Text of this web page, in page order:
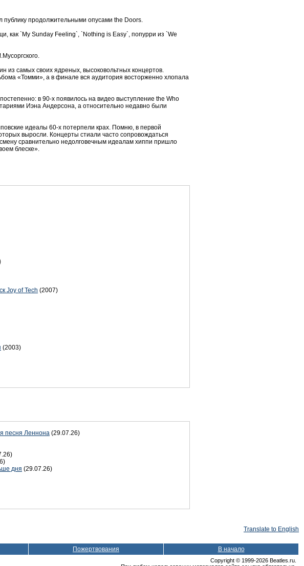
продолжительными опусами the Doors.
как `My Sunday Feeling`, `Nothing is Easy`, попурри из `We
из самых своих ядреных, высоковольтных концертов.
«Томми», а в финале вся аудитория восторженно хлопала
в 90-х появилось на видео выступление the Who
Иэна Андерсона, а относительно недавно были
идеалы 60-х потерпели крах. Помню, в первой
выросли. Концерты стиали часто сопровождаться
сравнительно недолговечным идеалам хиппи пришло
блеске».
Joy of Tech (2007)
(2003)
песня Леннона (29.07.26)
дня (29.07.26)
Translate to English
Пожертвования В начало
Copyright © 1999-2026 Beatles.ru.